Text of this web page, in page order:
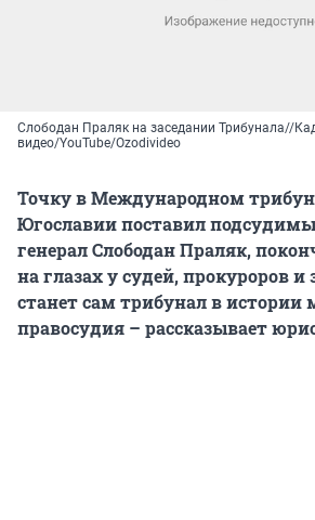
Слободан Праляк на заседании Трибунала//
видео/YouTube/Ozodivideо
Точку в Международном
Югославии поставил
генерал Слободан Праляк,
на глазах у судей, прокуроров
станет сам трибунал в истории
правосудия – рассказывает